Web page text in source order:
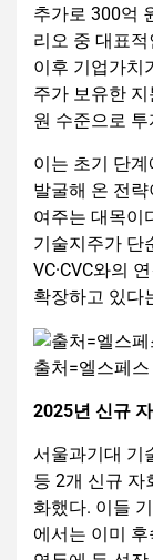
추가로 300억
리오 중 대표
이후 기업가치
주가 보유한
원 수준으로
이는 초기 단
발굴해 온 전
여주는 대목이
기술지주가 단
VC·CVC와의
확장하고 있다
출처=엘스페스
2025년 신규
서울과기대 기
등 2개 신규 자
화했다. 이들
에서는 이미